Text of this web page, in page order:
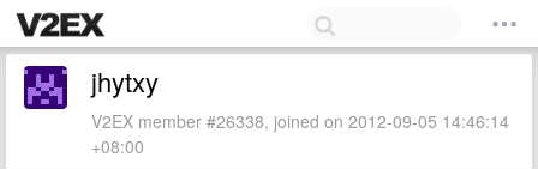
jhytxy
V2EX member #26338, joined on 2012-09-05 14:46:14
+08:00